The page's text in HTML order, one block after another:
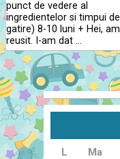
punct de vedere al
ingredientelor si timpui de
gatire) 8-10 luni + Hei, am
reusit. I-am dat …
L Ma